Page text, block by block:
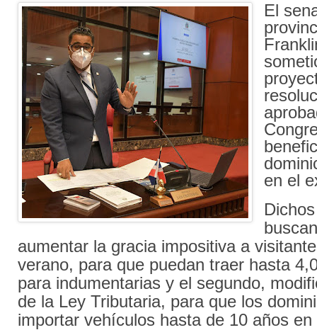
El
en el
aumentar la gracia impositiva a
verano, para que puedan traer hasta
para indumentarias y el segundo,
de la Ley Tributaria, para que los
importar vehículos hasta de 10 años